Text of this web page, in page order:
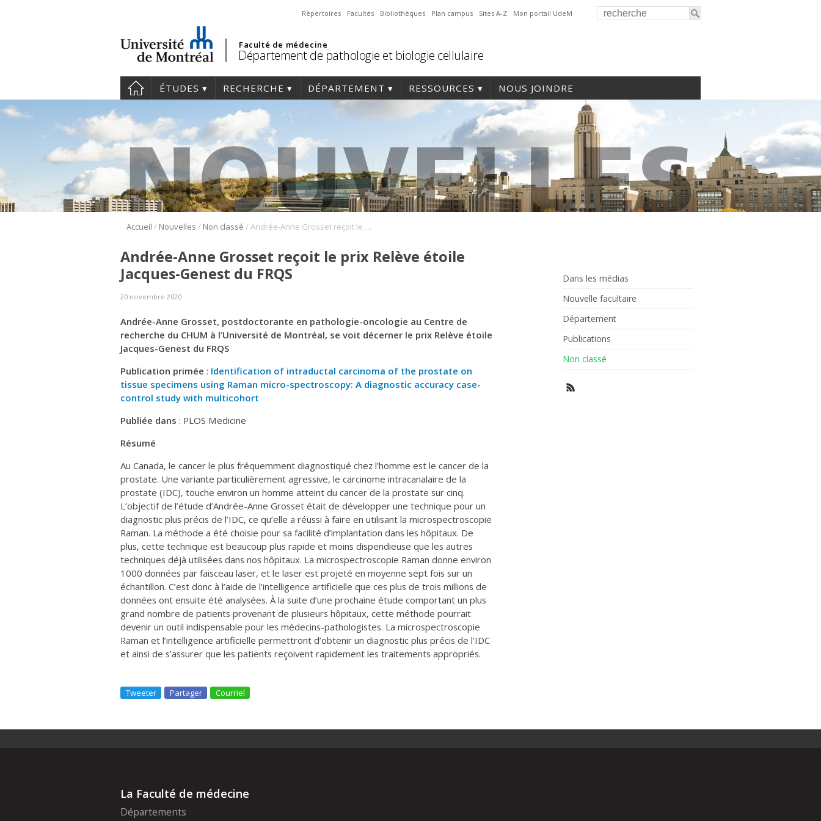
Répertoires Facultés Bibliothèques Plan campus Sites A-Z Mon portail UdeM
Faculté de médecine
Département de pathologie et biologie cellulaire
ÉTUDES RECHERCHE DÉPARTEMENT RESSOURCES NOUS JOINDRE
Accueil / Nouvelles / Non classé / Andrée-Anne Grosset reçoit le prix Relève étoile Jacques-Genest du FRQS
Dans les médias
Nouvelle facultaire
Département
Publications
Non classé
Andrée-Anne Grosset reçoit le prix Relève étoile
Jacques-Genest du FRQS
20 novembre 2020
Andrée-Anne Grosset, postdoctorante en pathologie-oncologie au Centre de
recherche du CHUM à l’Université de Montréal, se voit décerner le prix Relève étoile
Jacques-Genest du FRQS
Publication primée : Identification of intraductal carcinoma of the prostate on
tissue specimens using Raman micro-spectroscopy: A diagnostic accuracy case-
control study with multicohort
Publiée dans : PLOS Medicine
Résumé
Au Canada, le cancer le plus fréquemment diagnostiqué chez l’homme est le cancer de la
prostate. Une variante particulièrement agressive, le carcinome intracanalaire de la
prostate (IDC), touche environ un homme atteint du cancer de la prostate sur cinq.
L’objectif de l’étude d’Andrée-Anne Grosset était de développer une technique pour un
diagnostic plus précis de l’IDC, ce qu’elle a réussi à faire en utilisant la microspectroscopie
Raman. La méthode a été choisie pour sa facilité d’implantation dans les hôpitaux. De
plus, cette technique est beaucoup plus rapide et moins dispendieuse que les autres
techniques déjà utilisées dans nos hôpitaux. La microspectroscopie Raman donne environ
1000 données par faisceau laser, et le laser est projeté en moyenne sept fois sur un
échantillon. C’est donc à l’aide de l’intelligence artificielle que ces plus de trois millions de
données ont ensuite été analysées. À la suite d’une prochaine étude comportant un plus
grand nombre de patients provenant de plusieurs hôpitaux, cette méthode pourrait
devenir un outil indispensable pour les médecins-pathologistes. La microspectroscopie
Raman et l’intelligence artificielle permettront d’obtenir un diagnostic plus précis de l’IDC
et ainsi de s’assurer que les patients reçoivent rapidement les traitements appropriés.
Tweeter Partager Courriel
La Faculté de médecine
Départements